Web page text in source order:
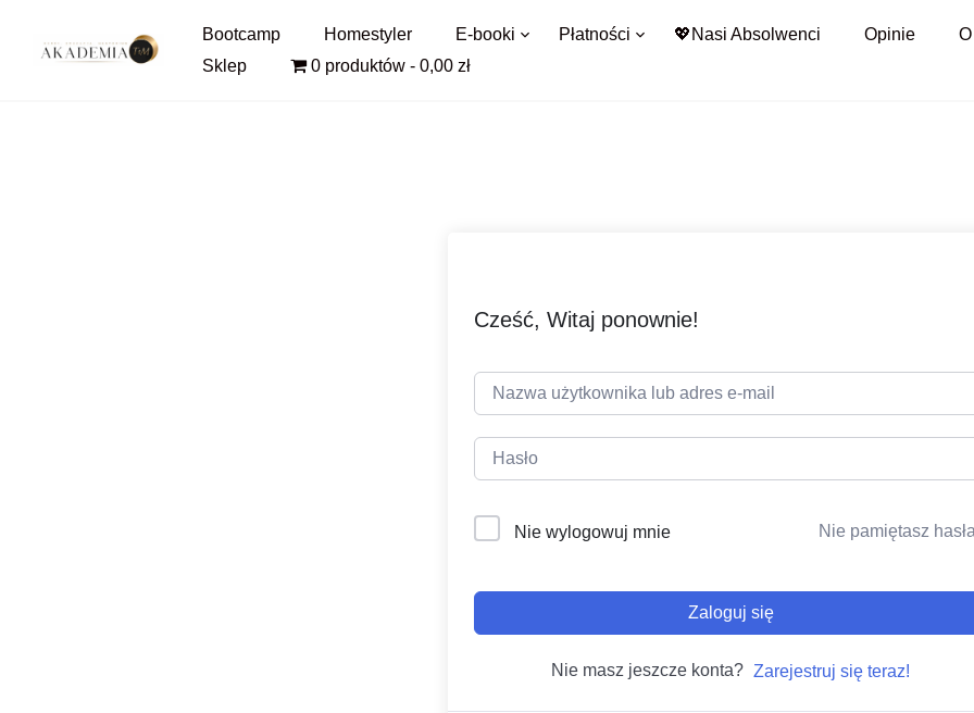
Bootcamp Homestyler E-booki Płatności 💖Nasi Absolwenci Opinie
Sklep
0 produktów 0,00 zł
Cześć, Witaj ponownie!
Nie wylogowuj mnie Nie pamiętasz
Zaloguj się
Nie masz jeszcze konta? Zarejestruj się teraz!